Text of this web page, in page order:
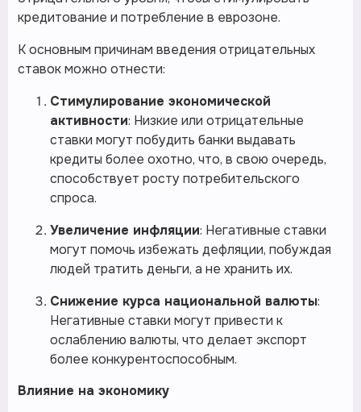
кредитование и потребление в еврозоне.
К основным причинам введения отрицательных
ставок можно отнести:
Стимулирование экономической
активности: Низкие или отрицательные
ставки могут побудить банки выдавать
кредиты более охотно, что, в свою очередь,
способствует росту потребительского
спроса.
Увеличение инфляции: Негативные ставки
могут помочь избежать дефляции, побуждая
людей тратить деньги, а не хранить их.
Снижение курса национальной валюты:
Негативные ставки могут привести к
ослаблению валюты, что делает экспорт
более конкурентоспособным.
Влияние на экономику